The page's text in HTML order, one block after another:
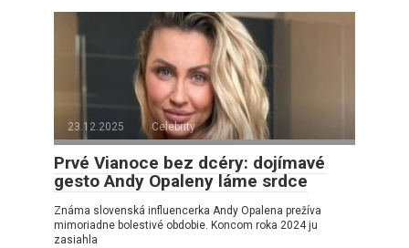
23.12.2025 Celebrity
Prvé Vianoce bez dcéry: dojímavé
gesto Andy Opaleny láme srdce
Známa slovenská influencerka Andy Opalena prežíva
mimoriadne bolestivé obdobie. Koncom roka 2024 ju
zasiahla